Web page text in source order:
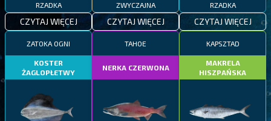
RZADKA
CZYTAJ WIĘCEJ
ZWYCZAJNA
CZYTAJ WIĘCEJ
RZADKA
CZYTAJ WIĘCEJ
ZATOKA OGNI
KOSTER
ŻAGLOPŁETWY
TAHOE
NERKA CZERWONA
KAPSZTAD
MAKRELA
HISZPAŃSKA